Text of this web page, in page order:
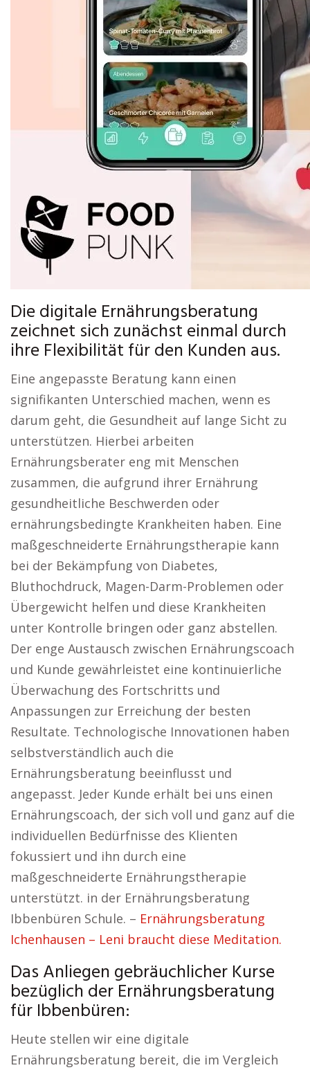
Die digitale Ernährungsberatung
zeichnet sich zunächst einmal durch
ihre Flexibilität für den Kunden aus.
Eine angepasste Beratung kann einen
signifikanten Unterschied machen, wenn es
darum geht, die Gesundheit auf lange Sicht zu
unterstützen. Hierbei arbeiten
Ernährungsberater eng mit Menschen
zusammen, die aufgrund ihrer Ernährung
gesundheitliche Beschwerden oder
ernährungsbedingte Krankheiten haben. Eine
maßgeschneiderte Ernährungstherapie kann
bei der Bekämpfung von Diabetes,
Bluthochdruck, Magen-Darm-Problemen oder
Übergewicht helfen und diese Krankheiten
unter Kontrolle bringen oder ganz abstellen.
Der enge Austausch zwischen Ernährungscoach
und Kunde gewährleistet eine kontinuierliche
Überwachung des Fortschritts und
Anpassungen zur Erreichung der besten
Resultate. Technologische Innovationen haben
selbstverständlich auch die
Ernährungsberatung beeinflusst und
angepasst. Jeder Kunde erhält bei uns einen
Ernährungscoach, der sich voll und ganz auf die
individuellen Bedürfnisse des Klienten
fokussiert und ihn durch eine
maßgeschneiderte Ernährungstherapie
unterstützt. in der Ernährungsberatung
Ibbenbüren Schule. – Ernährungsberatung
Ichenhausen – Leni braucht diese Meditation.
Das Anliegen gebräuchlicher Kurse
bezüglich der Ernährungsberatung
für Ibbenbüren:
Heute stellen wir eine digitale
Ernährungsberatung bereit, die im Vergleich